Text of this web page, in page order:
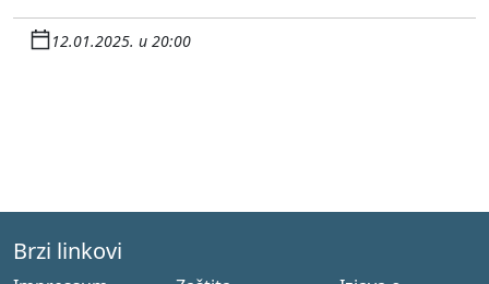
12.01.2025. u 20:00
Brzi linkovi